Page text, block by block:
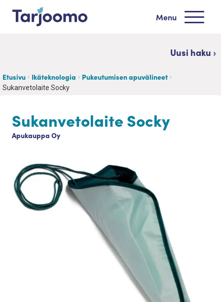
Siirry sisältöön
Menu
Uusi haku ›
Etusivu Ikäteknologia Pukeutumisen apuvälineet
Sukanvetolaite Socky
Sukanvetolaite Socky
Apukauppa Oy